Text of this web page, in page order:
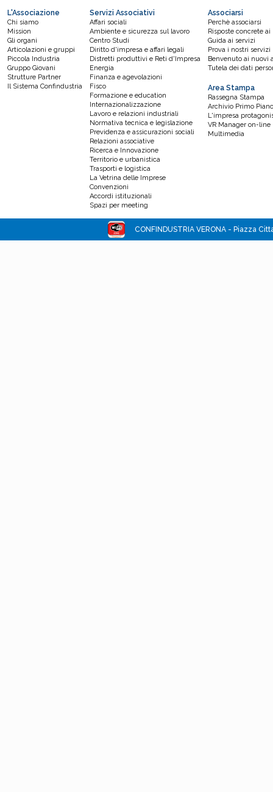
L'Associazione
Chi siamo
Mission
Gli organi
Articolazioni e gruppi
Piccola Industria
Gruppo Giovani
Strutture Partner
Il Sistema Confindustria
Servizi Associativi
Affari sociali
Ambiente e sicurezza sul lavoro
Centro Studi
Diritto d'impresa e affari legali
Distretti produttivi e Reti d'Impresa
Energia
Finanza e agevolazioni
Fisco
Formazione e education
Internazionalizzazione
Lavoro e relazioni industriali
Normativa tecnica e legislazione
Previdenza e assicurazioni sociali
Relazioni associative
Ricerca e Innovazione
Territorio e urbanistica
Trasporti e logistica
La Vetrina delle Imprese
Convenzioni
Accordi istituzionali
Spazi per meeting
Associarsi
Perchè associarsi
Risposte concrete
Guida ai servizi
Prova i nostri servizi
Benvenuto ai nuovi
Tutela dei dati
Area Stampa
Rassegna Stampa
Archivio Primo Piano
L'impresa
VR Manager on-line
Multimedia
CONFINDUSTRIA VERONA - Piazza